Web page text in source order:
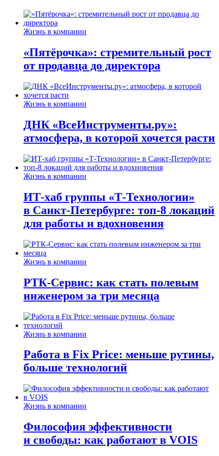
Жизнь в компании
«Пятёрочка»: стремительный рост
от продавца до директора
Жизнь в компании
ДНК «ВсеИнструменты.ру»:
атмосфера, в которой хочется расти
Жизнь в компании
ИТ-хаб группы «Т-Технологии»
в Санкт-Петербурге: топ-8 локаций
для работы и вдохновения
Жизнь в компании
РТК-Сервис: как стать полевым
инженером за три месяца
Жизнь в компании
Работа в Fix Price: меньше рутины,
больше технологий
Жизнь в компании
Философия эффективности
и свободы: как работают в VOIS